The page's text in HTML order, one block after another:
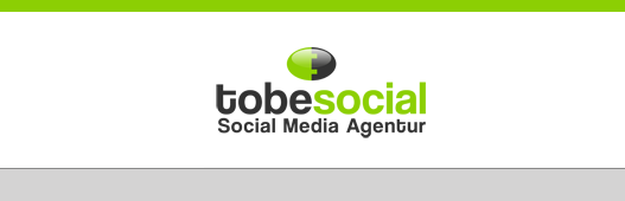
Direkt zum Inhalt